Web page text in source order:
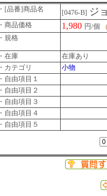
・[品番]商品名 [0476-B] ジ
・商品価格 1,980 円/個
・規格
・在庫
在庫あり
・カテゴリ
小物
・自由項目１
・自由項目２
・自由項目３
・自由項目４
・自由項目５